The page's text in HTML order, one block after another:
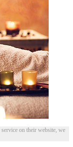
on their website, we